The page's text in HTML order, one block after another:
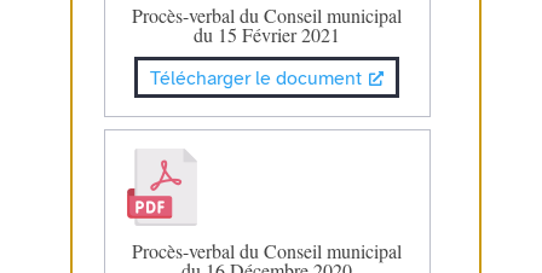
Procès-verbal du Conseil municipal
du 15 Février 2021
Télécharger le document
Procès-verbal du Conseil municipal